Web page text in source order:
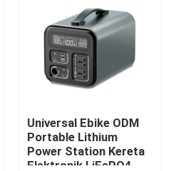
Universal Ebike ODM
Portable Lithium
Power Station Kereta
Elektronik LiFePO4